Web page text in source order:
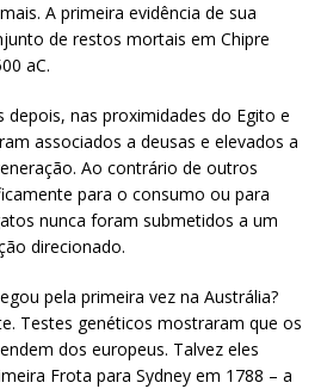
A primeira evidência de sua
de restos mortais em Chipre
aC.
depois, nas proximidades do Egito e
associados a deusas e elevados a
Ao contrário de outros
para o consumo ou para
nunca foram submetidos a um
direcionado.
pela primeira vez na Austrália?
Testes genéticos mostraram que os
dos europeus. Talvez eles
Frota para Sydney em 1788 – a